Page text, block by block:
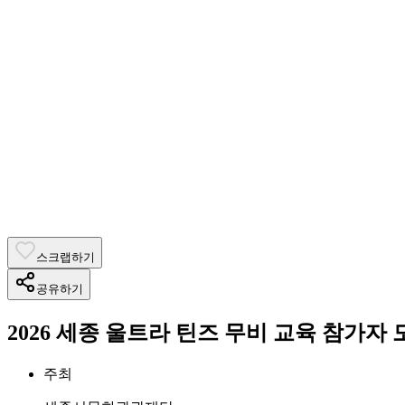
스크랩하기
공유하기
2026 세종 울트라 틴즈 무비 교육 참가자
주최